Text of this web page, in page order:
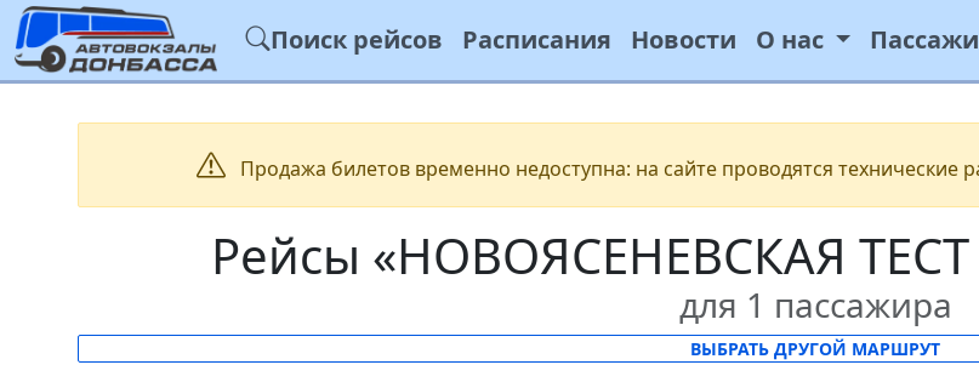
Поиск рейсов Расписания Новости О нас
Продажа билетов временно недоступна: на сайте проводятся технические
Рейсы «НОВОЯСЕНЕВСКАЯ
для 1 пассажира
ВЫБРАТЬ ДРУГОЙ МАРШРУТ